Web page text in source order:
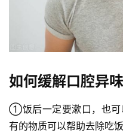
日
诗
如何缓解口腔异味
①饭后一定要漱口，也可
有的物质可以帮助去除吃饭